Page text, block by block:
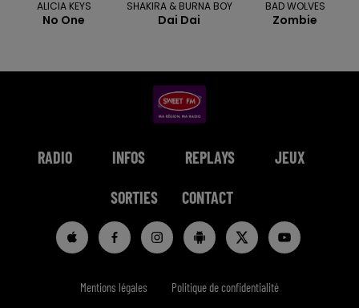
ALICIA KEYS
No One
SHAKIRA & BURNA BOY
Dai Dai
BAD WOLVES
Zombie
RADIO INFOS REPLAYS JEUX
SORTIES CONTACT
Mentions légales Politique de confidentialité